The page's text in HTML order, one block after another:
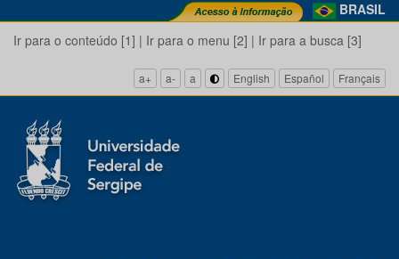
BRASIL
Ir para o conteúdo [1] | Ir para o menu [2] | Ir para a busca [3]
a+ a- a English Español Français